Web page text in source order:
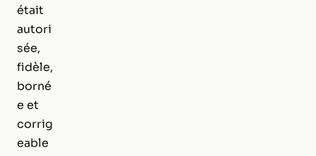
était
autori
sée,
fidèle,
borné
e et
corrig
eable